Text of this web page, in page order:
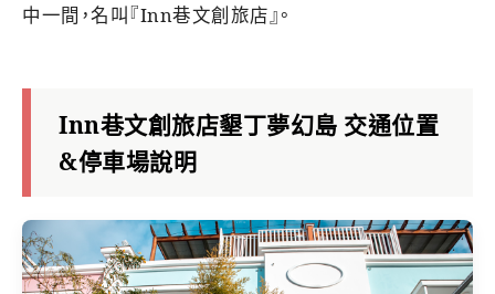
中一間，名叫『Inn巷文創旅店』。
Inn巷文創旅店墾丁夢幻島 交通位置
&停車場說明